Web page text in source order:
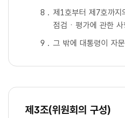
제1호부터 제7호까지
점검ㆍ평가에 관한 사
그 밖에 대통령이 자
제3조(위원회의 구성)